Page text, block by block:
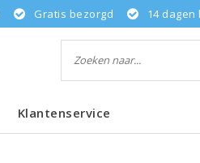
Gratis bezorgd 14
Klantenservice